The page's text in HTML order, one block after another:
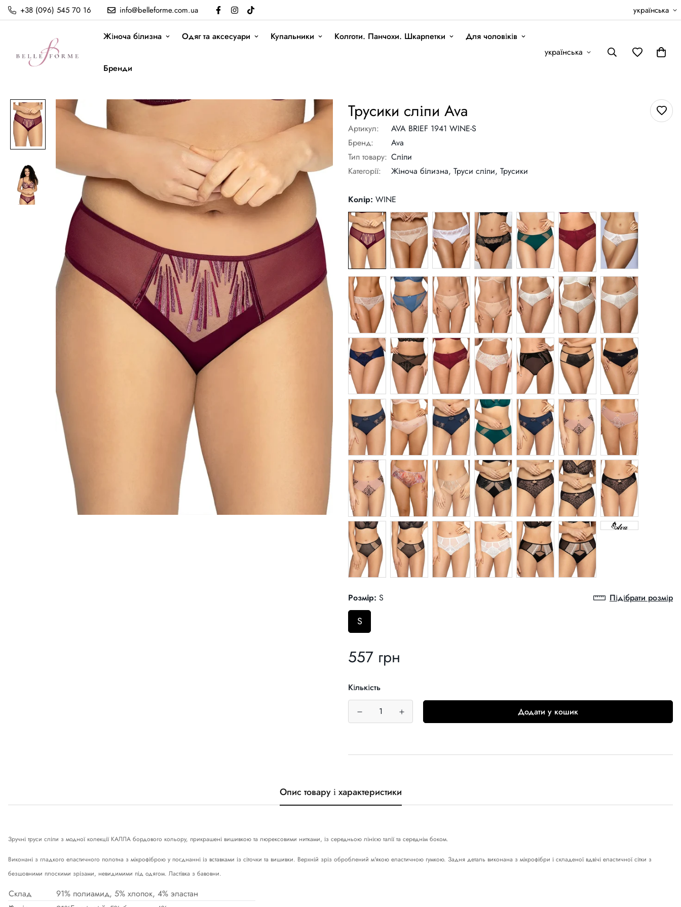
+38 (096) 545 70 16 info@belleforme.com.ua українська
Жіноча білизна Одяг та аксесуари Купальники Колготи. Панчохи. Шкарпетки Для чоловіків
Бренди
українська
Трусики сліпи Ava
Трусики сліпи Ava
Артикул:
AVA BRIEF 1941 WINE-S
Бренд:
Ava
Тип товару: Сліпи
Категорії:
Жіноча білизна, Труси сліпи, Трусики
Колір: WINE
Розмір: S Підібрати розмір
S
Звичайна
557 грн
Кількість
Додати у кошик
Опис товару і характеристики
Зручні труси сліпи з модної колекції КАЛЛА бордового кольору, прикрашені вишивкою та люрексовими нитками, із середньою лінією талії та середнім боком.
Виконані з гладкого еластичного полотна з мікрофіброю у поєднанні із вставками із сіточки та вишивки. Верхній зріз оброблений м'якою еластичною гумкою. Задня деталь виконана з мікрофібри і складеної вдвічі еластичної сітки з
безшовними плоскими зрізами, невидимими під одягом. Ластівка з бавовни.
Склад
91% полиамид, 5% хлопок, 4% эластан